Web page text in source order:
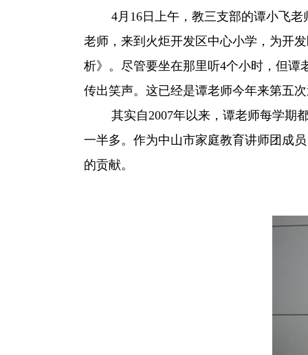
4月16日上午，教三支部的谭小飞老
老师，来到火炬开发区中心小学，为开
析》。尽管要坐在那里听4个小时，但
传出笑声。这已经是谭老师今年来第五
其实自2007年以来，谭老师每学期都
一半多。作为中山市家庭教育讲师团成
的贡献。